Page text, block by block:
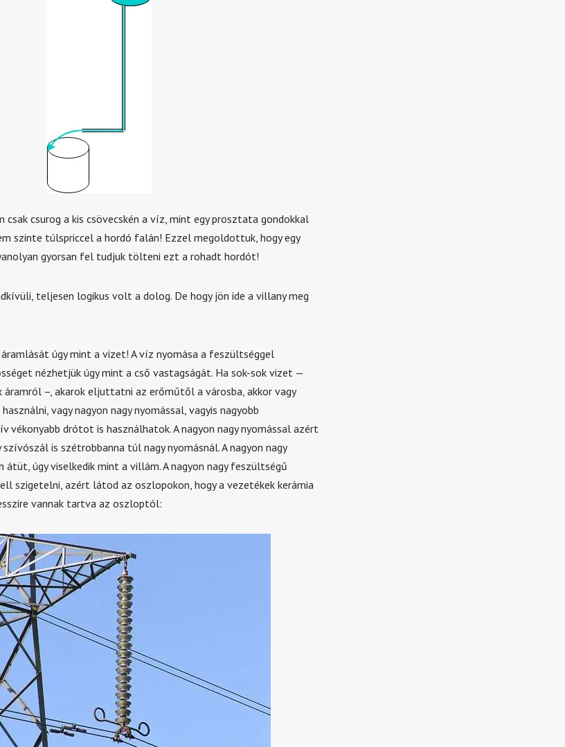
csak csurog a kis csövecskén a víz, mint egy prosztata gondokkal
szinte túlspriccel a hordó falán! Ezzel megoldottuk, hogy egy
gyorsan fel tudjuk tölteni ezt a rohadt hordót!
teljesen logikus volt a dolog. De hogy jön ide a villany meg
úgy mint a vizet! A víz nyomása a feszültséggel
nézhetjük úgy mint a cső vastagságát. Ha sok-sok vizet —
–, akarok eljuttatni az erőműtől a városba, akkor vagy
vagy nagyon nagy nyomással, vagyis nagyobb
vékonyabb drótot is használhatok. A nagyon nagy nyomással azért
szívószál is szétrobbanna túl nagy nyomásnál. A nagyon nagy
átüt, úgy viselkedik mint a villám. A nagyon nagy feszültségű
szigetelni, azért látod az oszlopokon, hogy a vezetékek kerámia
vannak tartva az oszloptól: